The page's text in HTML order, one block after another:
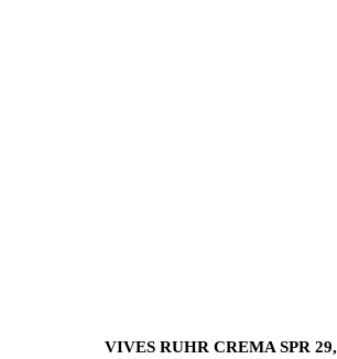
VIVES RUHR CREMA SPR